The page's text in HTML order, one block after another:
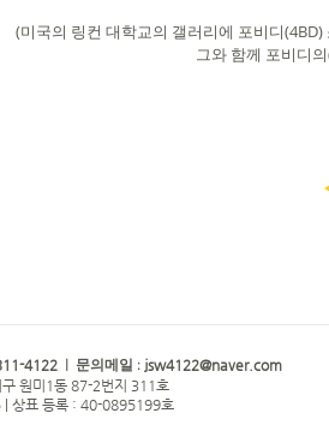
(미국의 링컨 대학교의 갤러리에 포비디
그와 함께 포비디
4122 | 문의메일 : jsw4122@naver.com
구 원미1동 87-2번지 311호
상표 등록 : 40-0895199호